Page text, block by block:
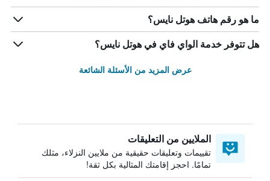
ما هو رقم هاتف هوتل نايس؟
هل تتوفر خدمة الواي فاي في هوتل نايس؟
عرض المزيد من الأسئلة الشائعة
الملايين من التعليقات
تقييمات وتعليقات حقيقية من ملايين النزلاء، مثلك
تمامًا. احجز إقامتك المثالية بكل ثقة!